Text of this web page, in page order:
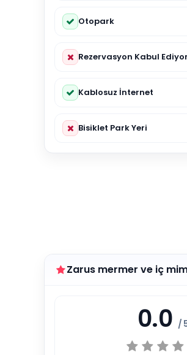
Otopark
Rezervasyon Kabul Ediyor
Kablosuz İnternet
Bisiklet Park Yeri
Zarus mermer ve iç
0.0 /